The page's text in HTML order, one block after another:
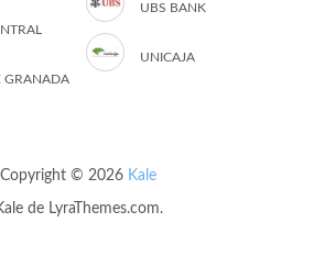
GRANADA
UBS BANK
UNICAJA
Copyright © 2026 Kale
de LyraThemes.com.